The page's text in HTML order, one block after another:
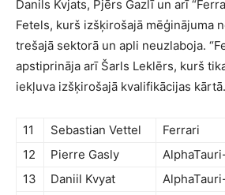
Danils Kvjats, Pjērs Gazlī un arī
Fetels, kurš izšķirošajā mēģinājuma
trešajā sektorā un apli neuzlaboja.
apstiprināja arī Šarls Leklērs, kurš
iekļuva izšķirošajā kvalifikācijas kārtā.
11 Sebastian Vettel Ferrari
12
Pierre Gasly
13
Daniil Kvyat